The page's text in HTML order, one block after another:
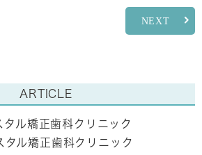
NEXT
ARTICLE
タル矯正歯科クリニック
ル矯正歯科クリニック